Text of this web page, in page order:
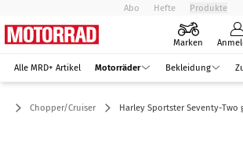
Abo Hefte Produkte
Marken
Alle MRD+ Artikel Motorräder Bekleidung
Chopper/Cruiser Harley Sportster Seventy-Two